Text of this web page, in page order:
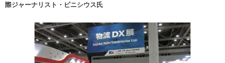
際ジャーナリスト・ビニシウス氏